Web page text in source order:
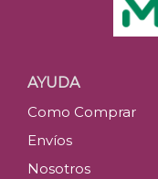
AYUDA
Como Comprar
Envíos
Nosotros